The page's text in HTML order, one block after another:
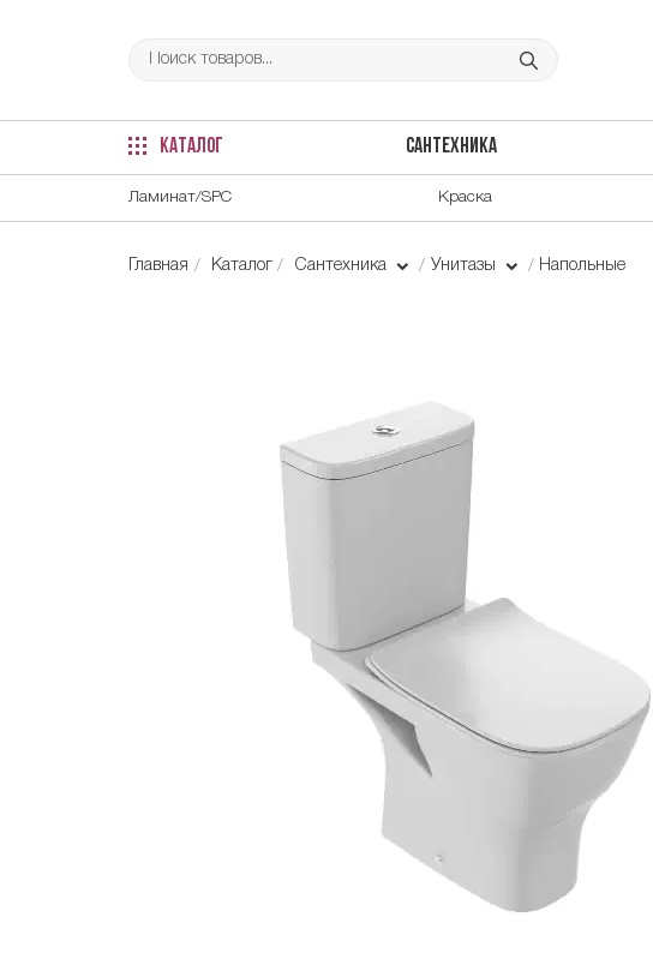
КАТАЛОГ САНТЕХНИКА
Ламинат/SPC Краска
Главная Каталог Сантехника Унитазы Напольные